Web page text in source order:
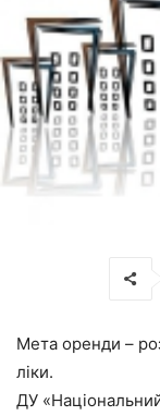
Мета оренди –
ліки.
ДУ «Національний